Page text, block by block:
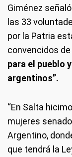
Giménez
las 33
por la Patria
convencidos de
para el pueblo
argentinos”.
“En Salta
mujeres
Argentino,
que tendrá la